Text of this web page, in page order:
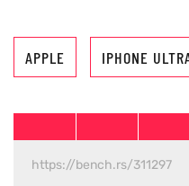
APPLE IPHONE